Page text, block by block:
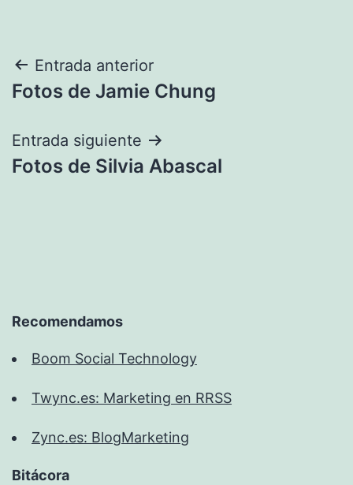
Navegación
de
entradas
Entrada anterior
Fotos de Jamie Chung
Entrada siguiente
Fotos de Silvia Abascal
Recomendamos
Boom Social Technology
Twync.es: Marketing en RRSS
Zync.es: BlogMarketing
Bitácora